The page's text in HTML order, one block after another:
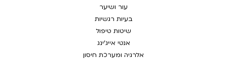
עור ושיער
בעיות רגשיות
שיטות טיפול
אנטי אייג'ינג
אלרגיה ומערכת חיסון